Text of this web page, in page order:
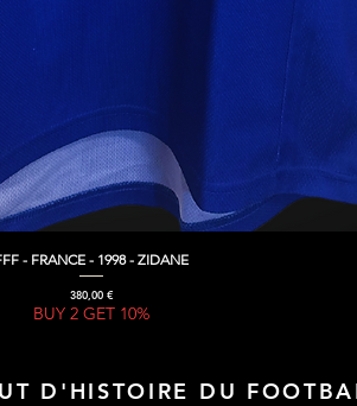
Aperçu rapide
- FRANCE - 1998 - ZIDANE
Prix
380,00 €
BUY 2 GET 10%
D'HISTOIRE DU